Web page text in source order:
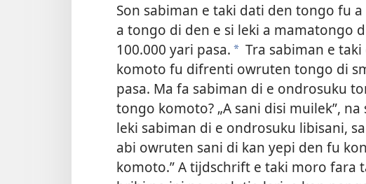
Son sabiman e taki dati den tongo fu
a tongo di den e si leki a mamatongo
100.000 yari pasa. * Tra sabiman e
komoto fu difrenti owruten tongo di
pasa. Ma fa sabiman di e ondrosuku
tongo komoto? „A sani disi muilek”,
leki sabiman di e ondrosuku libisani,
abi owruten sani di kan yepi den fu
komoto.” A tijdschrift e taki moro fara